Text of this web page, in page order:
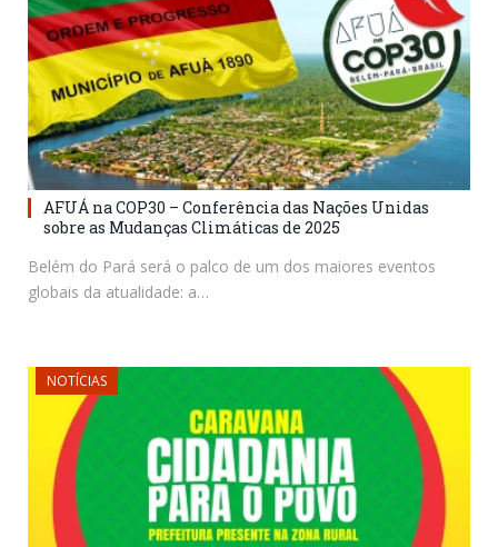
AFUÁ na COP30 – Conferência das Nações Unidas
sobre as Mudanças Climáticas de 2025
Belém do Pará será o palco de um dos maiores eventos
globais da atualidade: a…
NOTÍCIAS